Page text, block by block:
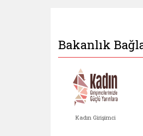
Bakanlık
Kadın Girişimci